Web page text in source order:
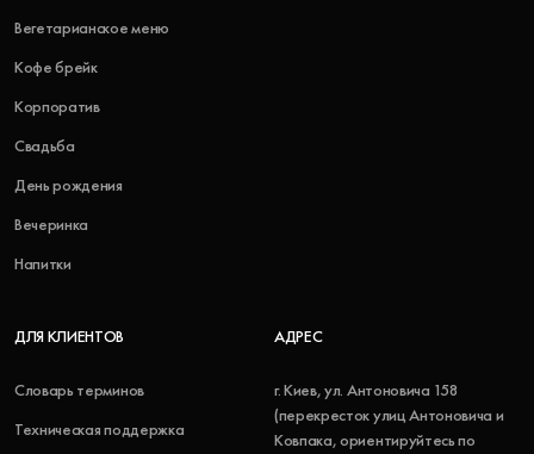
Вегетарианское меню
Кофе брейк
Корпоратив
Свадьба
День рождения
Вечеринка
Напитки
ДЛЯ КЛИЕНТОВ
Словарь терминов
Техническая поддержка
АДРЕС
г. Киев, ул. Антоновича 158
(перекресток улиц Антоновича и
Ковпака, ориентируйтесь по